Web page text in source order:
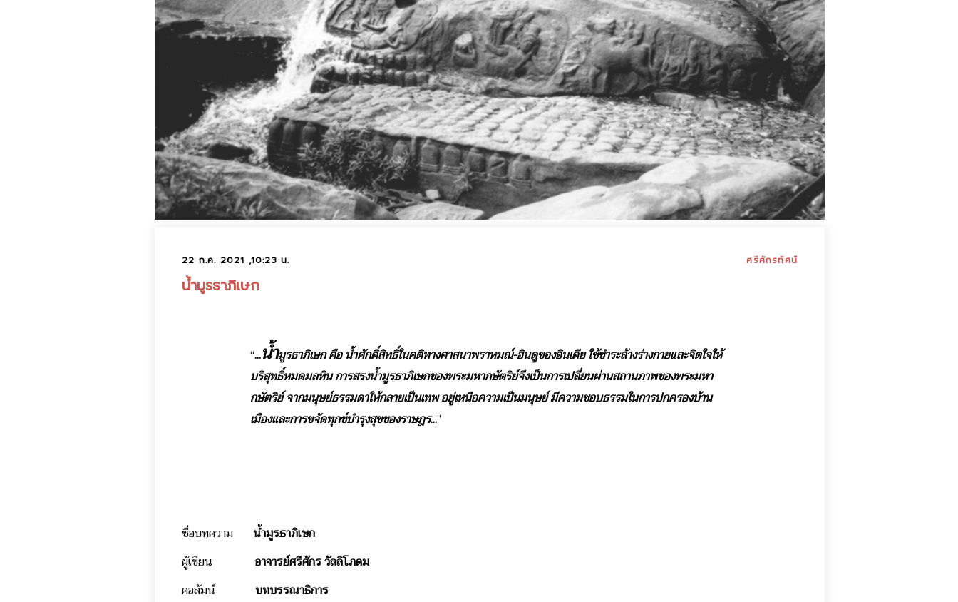
22 ก.ค. 2021 ,10:23 น. ศรีศักรทัศน์
น้ำมูรธาภิเษก
“...น้ำมูรธาภิเษก คือ น้ำศักดิ์สิทธิ์ในคติทางศาสนาพราหมณ์-ฮินดูของอินเดีย ใช้ชำระล้างร่างกายและจิตใจให้
บริสุทธิ์หมดมลทิน การสรงน้ำมูรธาภิเษกของพระมหากษัตริย์จึงเป็นการเปลี่ยนผ่านสถานภาพของพระมหา
กษัตริย์ จากมนุษย์ธรรมดาให้กลายเป็นเทพ อยู่เหนือความเป็นมนุษย์ มีความชอบธรรมในการปกครองบ้าน
เมืองและการขจัดทุกข์บำรุงสุขของราษฎร...”
ชื่อบทความ น้ำมูรธาภิเษก
ผู้เขียน อาจารย์ศรีศักร วัลลิโภดม
คอลัมน์บทบรรณาธิการ